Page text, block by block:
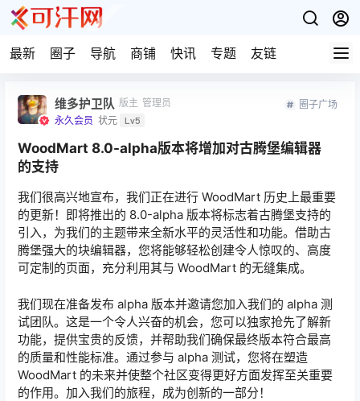
最新 圈子 导航 商铺 快讯 专题 友链
维多护卫队 版主 管理员
永久会员 状元 Lv5
圈子广场
WoodMart 8.0-alpha版本将增加对古腾堡编辑器
的支持
我们很高兴地宣布，我们正在进行 WoodMart 历史上最重要
的更新！即将推出的 8.0-alpha 版本将标志着古腾堡支持的
引入，为我们的主题带来全新水平的灵活性和功能。借助古
腾堡强大的块编辑器，您将能够轻松创建令人惊叹的、高度
可定制的页面，充分利用其与 WoodMart 的无缝集成。
我们现在准备发布 alpha 版本并邀请您加入我们的 alpha 测
试团队。这是一个令人兴奋的机会，您可以独家抢先了解新
功能，提供宝贵的反馈，并帮助我们确保最终版本符合最高
的质量和性能标准。通过参与 alpha 测试，您将在塑造
WoodMart 的未来并使整个社区变得更好方面发挥至关重要
的作用。加入我们的旅程，成为创新的一部分！